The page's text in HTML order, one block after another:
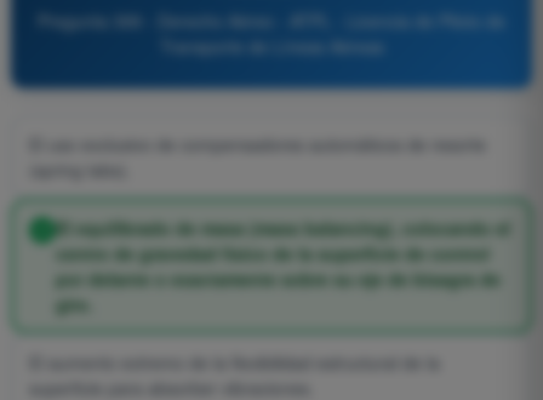
Pregunta 399 - Derecho Aéreo - ATPL - Licencia de Piloto de
El equilibrado de masa (mass balancing), colocando el
centro de gravedad físico de la superficie de control
por delante o exactamente sobre su eje de bisagra de
giro.